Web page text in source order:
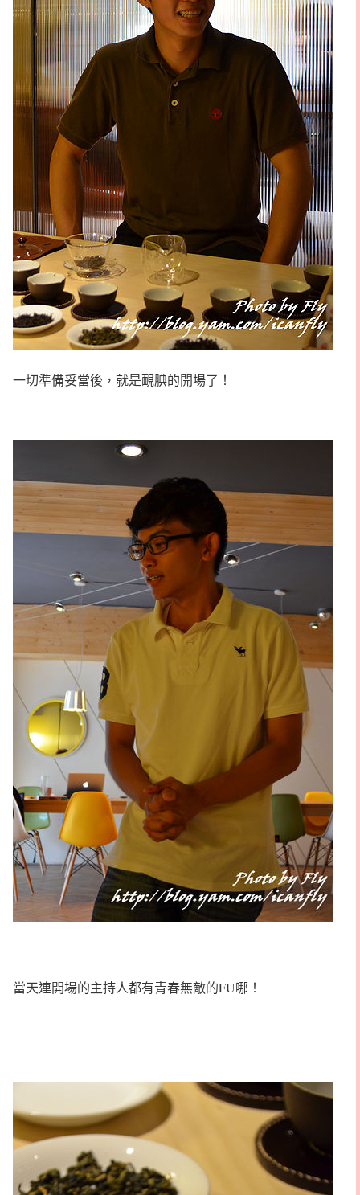
一切準備妥當後，就是靦腆的開場了！
當天連開場的主持人都有青春無敵的FU哪！